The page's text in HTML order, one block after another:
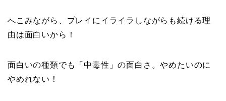
へこみながら、プレイにイライラしながらも続ける理
由は面白いから！
面白いの種類でも「中毒性」の面白さ。やめたいのに
やめれない！